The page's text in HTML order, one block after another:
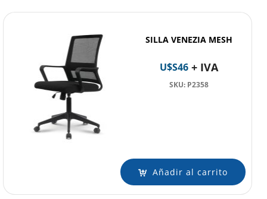
SILLA VENEZIA MESH
U$S46+ IVA
SKU: P2358
Añadir al carrito